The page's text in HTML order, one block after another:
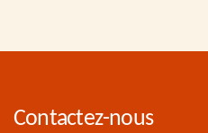
Contactez-nous